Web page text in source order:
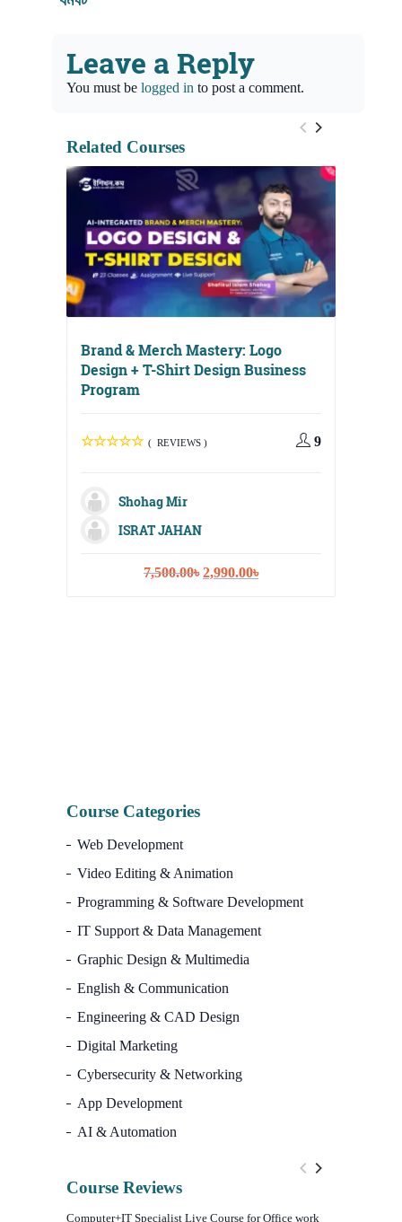
Leave a Reply
You must be logged in to post a comment.
Related Courses
Brand & Merch Mastery: Logo
Design + T-Shirt Design Business
Program
( REVIEWS ) 9
Shohag Mir
ISRAT JAHAN
7,500.00৳ Original
2,990.00৳Current
Course Categories
Web Development
Video Editing & Animation
Programming & Software Development
IT Support & Data Management
Graphic Design & Multimedia
English & Communication
Engineering & CAD Design
Digital Marketing
Cybersecurity & Networking
App Development
AI & Automation
Course Reviews
Computer+IT Specialist Live Course for Office work